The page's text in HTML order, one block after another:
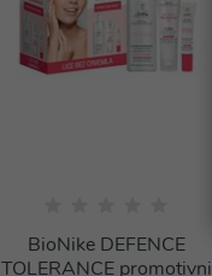
BioNike DEFENCE
TOLERANCE promotivni